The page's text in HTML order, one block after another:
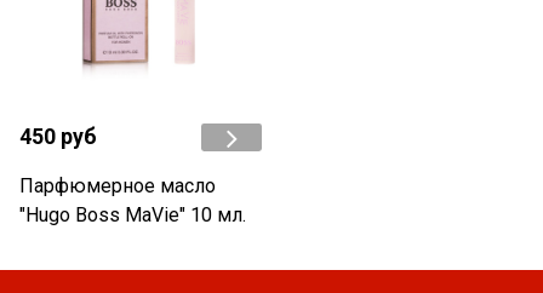
450 руб
Парфюмерное масло
"Hugo Boss MaVie" 10 мл.